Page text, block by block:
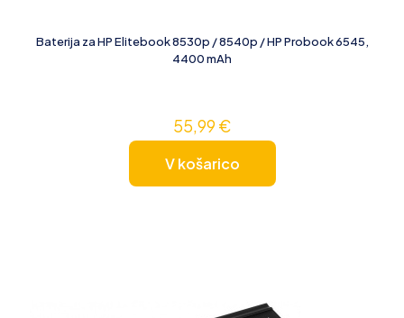
Baterija za HP Elitebook 8530p / 8540p / HP Probook 6545,
4400 mAh
55,99€
V košarico